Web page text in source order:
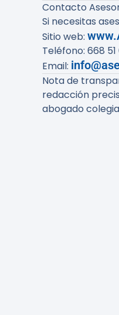
Contacto
Si necesitas
Sitio web:
Teléfono: 668
Email:
Nota de
redacción
abogado